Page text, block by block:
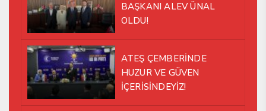
BAŞKANI ALEV ÜNAL
OLDU!
ATEŞ ÇEMBERİNDE
HUZUR VE GÜVEN
İÇERİSİNDEYİZ!